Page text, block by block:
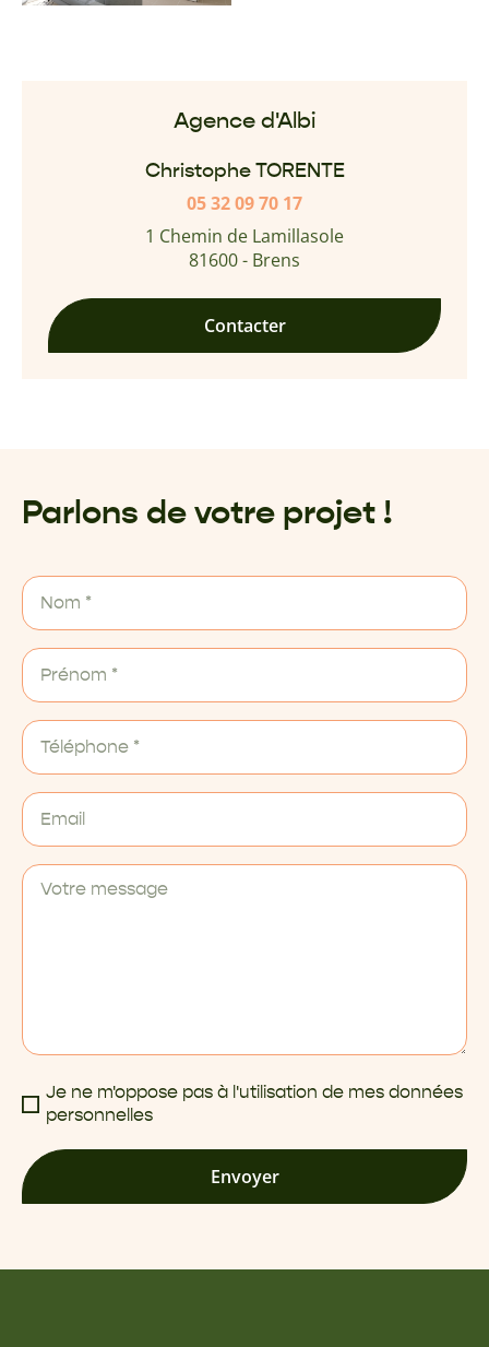
Agence d'Albi
Christophe TORENTE
05 32 09 70 17
1 Chemin de Lamillasole
81600 - Brens
Contacter
Parlons de votre projet !
Je ne m'oppose pas à l'utilisation de mes données
personnelles
Envoyer